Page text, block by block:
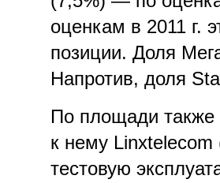
оценкам в 2011 г.
позиции. Доля
Напротив, доля
По площади
к нему Linxtelecom
тестовую